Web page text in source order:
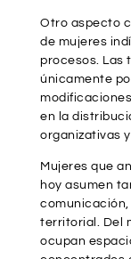
Otro aspecto
de mujeres
procesos. Las
únicamente
en la
organizativas
Mujeres que
hoy asumen
territorial. Del
ocupan